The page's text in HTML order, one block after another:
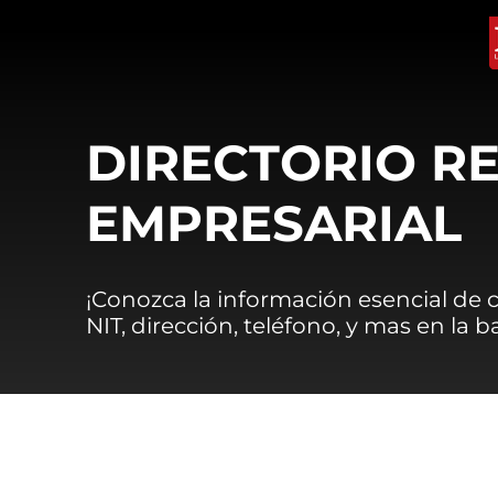
DIRECTORIO
EMPRESARIAL
¡Conozca la información esencial
NIT, dirección, teléfono, y mas en la